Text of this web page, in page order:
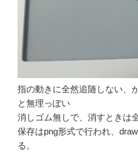
指の動きに全然追随しない、
と無理っぽい
消しゴム無しで、消すときは
保存はpng形式で行われ、
る。